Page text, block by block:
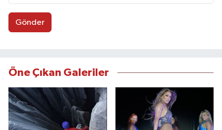
Gönder
Öne Çıkan Galeriler